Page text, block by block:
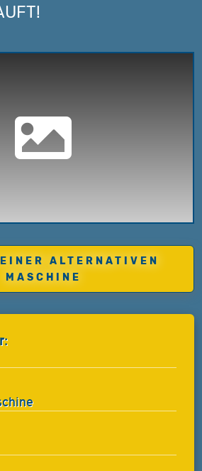
ALTERNATIVEN
MASCHINE